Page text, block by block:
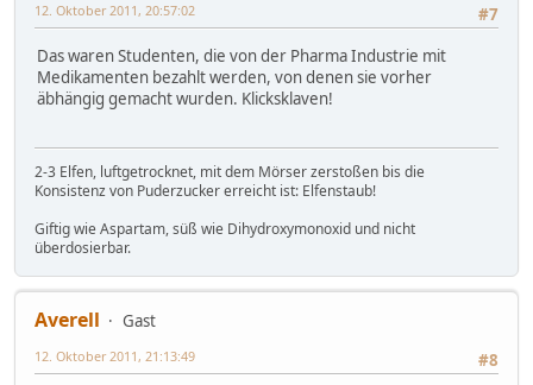
#7
12. Oktober 2011, 20:57:02
Das waren Studenten, die von der Pharma Industrie mit
Medikamenten bezahlt werden, von denen sie vorher
äbhängig gemacht wurden. Klicksklaven!
2-3 Elfen, luftgetrocknet, mit dem Mörser zerstoßen bis die
Konsistenz von Puderzucker erreicht ist: Elfenstaub!
Giftig wie Aspartam, süß wie Dihydroxymonoxid und nicht
überdosierbar.
Averell
Gast
#8
12. Oktober 2011, 21:13:49